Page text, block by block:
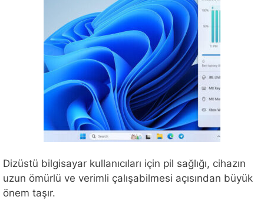
Dizüstü bilgisayar kullanıcıları için pil sağlığı, cihazın
uzun ömürlü ve verimli çalışabilmesi açısından büyük
önem taşır.